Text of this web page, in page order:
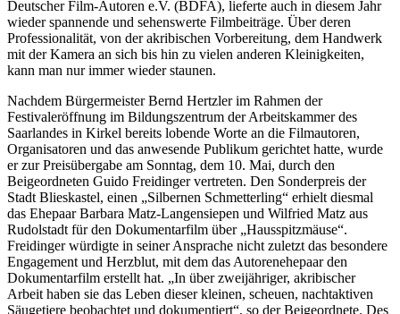
Deutscher Film-Autoren e.V. (BDFA), lieferte auch in diesem Jahr
wieder spannende und sehenswerte Filmbeiträge. Über deren
Professionalität, von der akribischen Vorbereitung, dem Handwerk
mit der Kamera an sich bis hin zu vielen anderen Kleinigkeiten,
kann man nur immer wieder staunen.
Nachdem Bürgermeister Bernd Hertzler im Rahmen der
Festivaleröffnung im Bildungszentrum der Arbeitskammer des
Saarlandes in Kirkel bereits lobende Worte an die Filmautoren,
Organisatoren und das anwesende Publikum gerichtet hatte, wurde
er zur Preisübergabe am Sonntag, dem 10. Mai, durch den
Beigeordneten Guido Freidinger vertreten. Den Sonderpreis der
Stadt Blieskastel, einen „Silbernen Schmetterling“ erhielt diesmal
das Ehepaar Barbara Matz-Langensiepen und Wilfried Matz aus
Rudolstadt für den Dokumentarfilm über „Hausspitzmäuse“.
Freidinger würdigte in seiner Ansprache nicht zuletzt das besondere
Engagement und Herzblut, mit dem das Autorenehepaar den
Dokumentarfilm erstellt hat. „In über zweijähriger, akribischer
Arbeit haben sie das Leben dieser kleinen, scheuen, nachtaktiven
Säugetiere beobachtet und dokumentiert“, so der Beigeordnete. Des